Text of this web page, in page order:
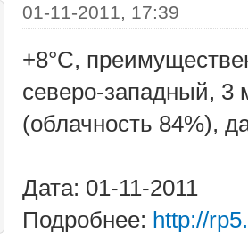
01-11-2011, 17:39
+8°C,
северо-западный, 3
(облачность 84%),
Дата: 01-11-2011
Подробнее: http://